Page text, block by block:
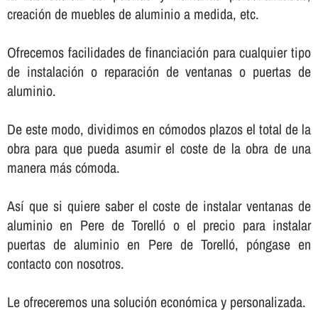
creación de muebles de aluminio a medida, etc.
Ofrecemos facilidades de financiación para cualquier tipo
de instalación o reparación de ventanas o puertas de
aluminio.
De este modo, dividimos en cómodos plazos el total de la
obra para que pueda asumir el coste de la obra de una
manera más cómoda.
Así­ que si quiere saber el coste de instalar ventanas de
aluminio en Pere de Torelló o el precio para instalar
puertas de aluminio en Pere de Torelló, póngase en
contacto con nosotros.
Le ofreceremos una solución económica y personalizada.